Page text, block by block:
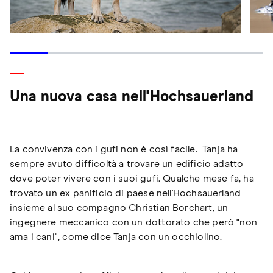
Una nuova casa nell'Hochsauerland
La convivenza con i gufi non è così facile. Tanja ha
sempre avuto difficoltà a trovare un edificio adatto
dove poter vivere con i suoi gufi. Qualche mese fa, ha
trovato un ex panificio di paese nell'Hochsauerland
insieme al suo compagno Christian Borchart, un
ingegnere meccanico con un dottorato che però "non
ama i cani", come dice Tanja con un occhiolino.